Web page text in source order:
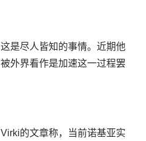
是尽人皆知的事情。近期他
外界看作是加速这一过程罢
的文章称，当前诺基亚实